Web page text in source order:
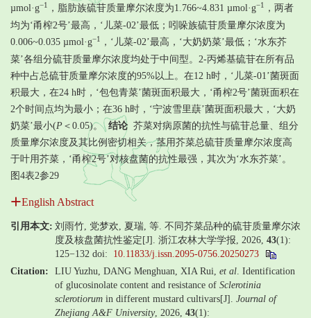
µmol·g−1 ，脂肪族硫苷质量摩尔浓度为1.766~4.831 µmol·g−1
，两者
均为‘甬榨2号’最高，‘儿菜-02’最低；吲哚族硫苷质量摩尔浓度为
0.006~0.035 µmol·g−1
，‘儿菜-02’最高，‘大奶奶菜’最低；‘水东芥
菜’各组分硫苷质量摩尔浓度均处于中间型。2-丙烯基硫苷在所有品
种中占总硫苷质量摩尔浓度的95%以上。在12 h时，‘儿菜-01’菌斑面
积最大，在24 h时，‘包包青菜’菌斑面积最大，‘甬榨2号’菌斑面积在
2个时间点均为最小；在36 h时，‘宁波雪里蕻’菌斑面积最大，‘大奶
奶菜’最小(P ＜0.05)。 结论 芥菜对病原菌的抗性与硫苷总量、组分
质量摩尔浓度及其比例密切相关，茎用芥菜总硫苷质量摩尔浓度高
于叶用芥菜，‘甬榨2号’对核盘菌的抗性最强，其次为‘水东芥菜’。
图4表2参29
English Abstract
引用本文: 刘雨竹, 党梦欢, 夏瑞, 等. 不同芥菜品种的硫苷质量摩尔浓
度及核盘菌抗性鉴定[J]. 浙江农林大学学报, 2026, 43(1):
125−132 doi: 10.11833/j.issn.2095-0756.20250273
Citation:
LIU Yuzhu, DANG Menghuan, XIA Rui, et al . Identification
of glucosinolate content and resistance of Sclerotinia
sclerotiorum in different mustard cultivars[J]. Journal of
Zhejiang A&F University, 2026, 43(1):